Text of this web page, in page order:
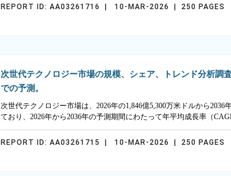
REPORT ID: AA03261716 | 10-MAR-2026 | 250 PAGES
次世代テクノロジー市場の規模、シェア、トレンド分析調
での予測。
次世代テクノロジー市場は、2026年の1,846億5,300万米ドルから2036
ており、2026年から2036年の予測期間にわたって年平均成長率（
REPORT ID: AA03261715 | 10-MAR-2026 | 250 PAGES